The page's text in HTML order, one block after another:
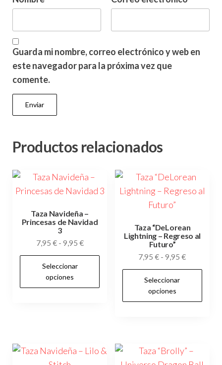
Guarda mi nombre, correo electrónico y web en
este navegador para la próxima vez que
comente.
Productos relacionados
Taza Navideña –
Princesas de Navidad
3
7,95 € - 9,95 €Rango
de
7,95 €
Seleccionar
opciones
producto
múltiples
opciones
se
Taza “DeLorean
Lightning – Regreso al
Futuro”
7,95€ - 9,95€Rango
de
7,95 €
Seleccionar
opciones